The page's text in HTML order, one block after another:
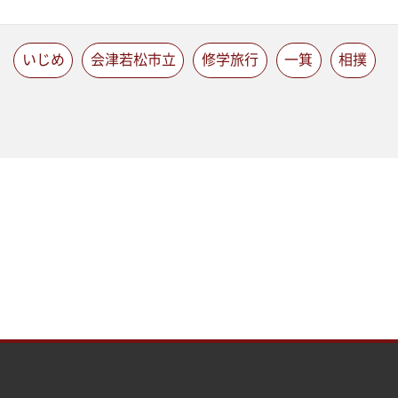
いじめ 会津若松市立 修学旅行 一箕 相撲